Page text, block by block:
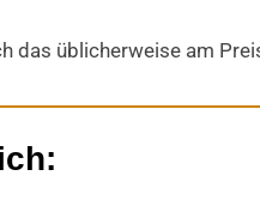
das üblicherweise am